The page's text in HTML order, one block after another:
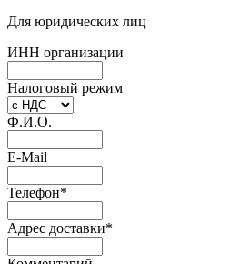
Для юридических лиц
ИНН организации
Налоговый режим
Ф.И.О.
E-Mail
Телефон*
Адрес доставки*